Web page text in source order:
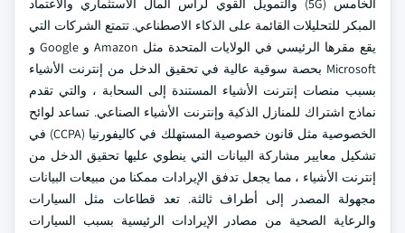
الخامس (5G) والتمويل القوي لرأس المال الاستثماري والاعتماد
المبكر للتحليلات القائمة على الذكاء الاصطناعي. تتمتع الشركات التي
يقع مقرها الرئيسي في الولايات المتحدة مثل Amazon و Google و
Microsoft بحصة سوقية عالية في تحقيق الدخل من إنترنت الأشياء
بسبب منصات إنترنت الأشياء المستندة إلى السحابة ، والتي تقدم
نماذج اشتراك للمنازل الذكية وإنترنت الأشياء الصناعي. تساعد لوائح
الخصوصية مثل قانون خصوصية المستهلك في كاليفورنيا (CCPA) في
تشكيل معايير مشاركة البيانات التي ينطوي عليها تحقيق الدخل من
إنترنت الأشياء ، مما يجعل تدفق الإيرادات ممكنا من مبيعات البيانات
مجهولة المصدر إلى أطراف ثالثة. تعد قطاعات مثل السيارات
والرعاية الصحية من مصادر الإيرادات الرئيسية بسبب السيارات